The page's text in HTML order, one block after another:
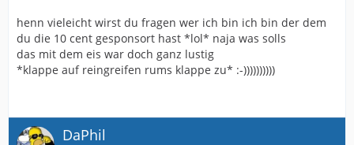
henn vieleicht wirst du fragen wer ich bin ich bin der dem
du die 10 cent gesponsort hast *lol* naja was solls
das mit dem eis war doch ganz lustig
*klappe auf reingreifen rums klappe zu* :-))))))))))
DaPhil